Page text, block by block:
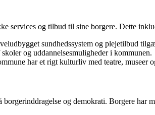
services og tilbud til sine borgere. Dette
sundhedssystem og plejetilbud
og uddannelsesmuligheder i kommunen.
har et rigt kulturliv med teatre, museer
og demokrati. Borgere har